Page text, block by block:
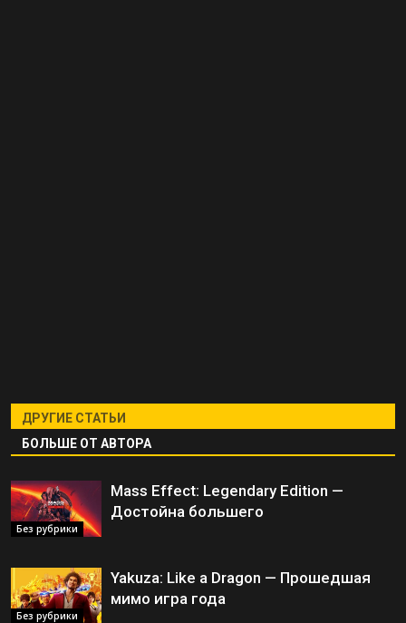
ДРУГИЕ СТАТЬИ
БОЛЬШЕ ОТ АВТОРА
Без рубрики
Mass Effect: Legendary Edition —
Достойна большего
Без рубрики
Yakuza: Like a Dragon — Прошедшая
мимо игра года